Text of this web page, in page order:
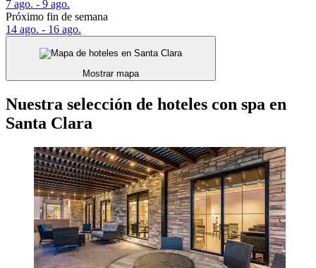
7 ago. - 9 ago.
Próximo fin de semana
14 ago. - 16 ago.
Mostrar mapa
Nuestra selección de hoteles con spa en
Santa Clara